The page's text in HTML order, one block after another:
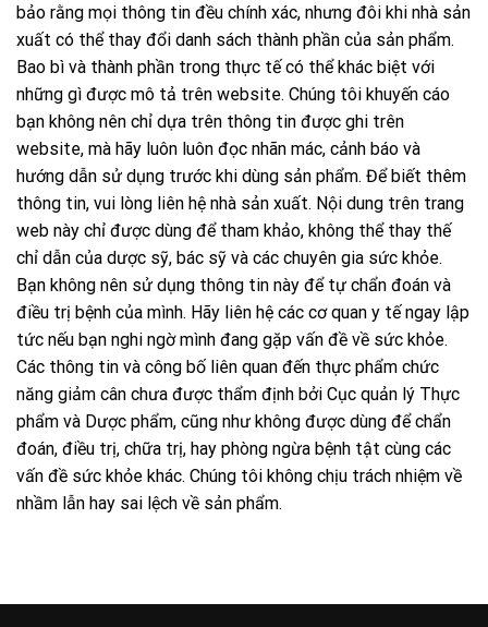
bảo rằng mọi thông tin đều chính xác, nhưng đôi khi nhà sản
xuất có thể thay đổi danh sách thành phần của sản phẩm.
Bao bì và thành phần trong thực tế có thể khác biệt với
những gì được mô tả trên website. Chúng tôi khuyến cáo
bạn không nên chỉ dựa trên thông tin được ghi trên
website, mà hãy luôn luôn đọc nhãn mác, cảnh báo và
hướng dẫn sử dụng trước khi dùng sản phẩm. Để biết thêm
thông tin, vui lòng liên hệ nhà sản xuất. Nội dung trên trang
web này chỉ được dùng để tham khảo, không thể thay thế
chỉ dẫn của dược sỹ, bác sỹ và các chuyên gia sức khỏe.
Bạn không nên sử dụng thông tin này để tự chẩn đoán và
điều trị bệnh của mình. Hãy liên hệ các cơ quan y tế ngay lập
tức nếu bạn nghi ngờ mình đang gặp vấn đề về sức khỏe.
Các thông tin và công bố liên quan đến thực phẩm chức
năng giảm cân chưa được thẩm định bởi Cục quản lý Thực
phẩm và Dược phẩm, cũng như không được dùng để chẩn
đoán, điều trị, chữa trị, hay phòng ngừa bệnh tật cùng các
vấn đề sức khỏe khác. Chúng tôi không chịu trách nhiệm về
nhầm lẫn hay sai lệch về sản phẩm.